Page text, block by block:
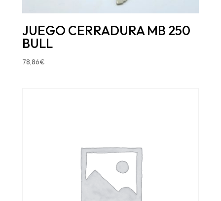
JUEGO CERRADURA MB 250
BULL
78,86€